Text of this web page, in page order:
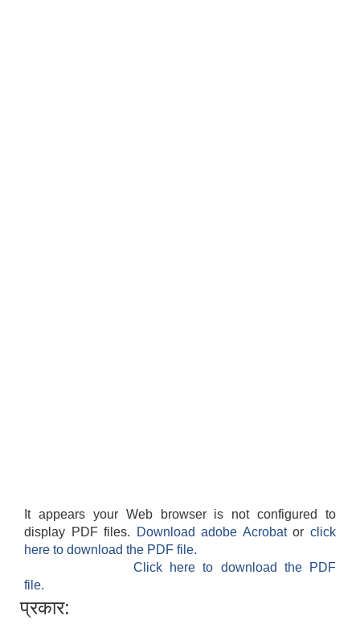
It appears your Web browser is not configured to
display PDF files.
Download adobe Acrobatorclick
here to download the PDF file.
Click here to download the PDF
file.
प्रकार: